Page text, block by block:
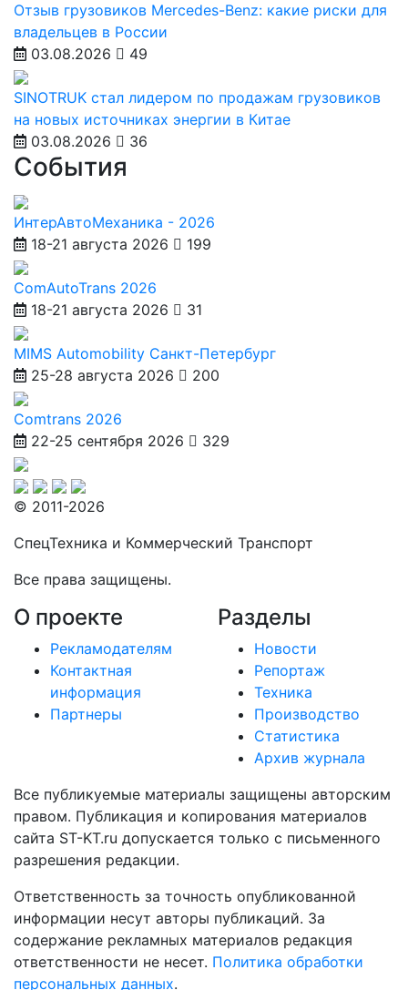
Отзыв грузовиков Mercedes-Benz: какие риски для
владельцев в России
03.08.2026
49
SINOTRUK стал лидером по продажам грузовиков
на новых источниках энергии в Китае
03.08.2026
36
События
ИнтерАвтоМеханика - 2026
18-21 августа 2026
199
ComAutoTrans 2026
18-21 августа 2026
31
MIMS Automobility Санкт-Петербург
25-28 августа 2026
200
Comtrans 2026
22-25 сентября 2026
329
© 2011-2026
СпецТехника и Коммерческий Транспорт
Все права защищены.
О проекте
Рекламодателям
Контактная
информация
Партнеры
Разделы
Новости
Репортаж
Техника
Производство
Статистика
Архив журнала
Все публикуемые материалы защищены авторским
правом. Публикация и копирования материалов
сайта ST-KT.ru допускается только с письменного
разрешения редакции.
Ответственность за точность опубликованной
информации несут авторы публикаций. За
содержание рекламных материалов редакция
ответственности не несет. Политика обработки
персональных данных.